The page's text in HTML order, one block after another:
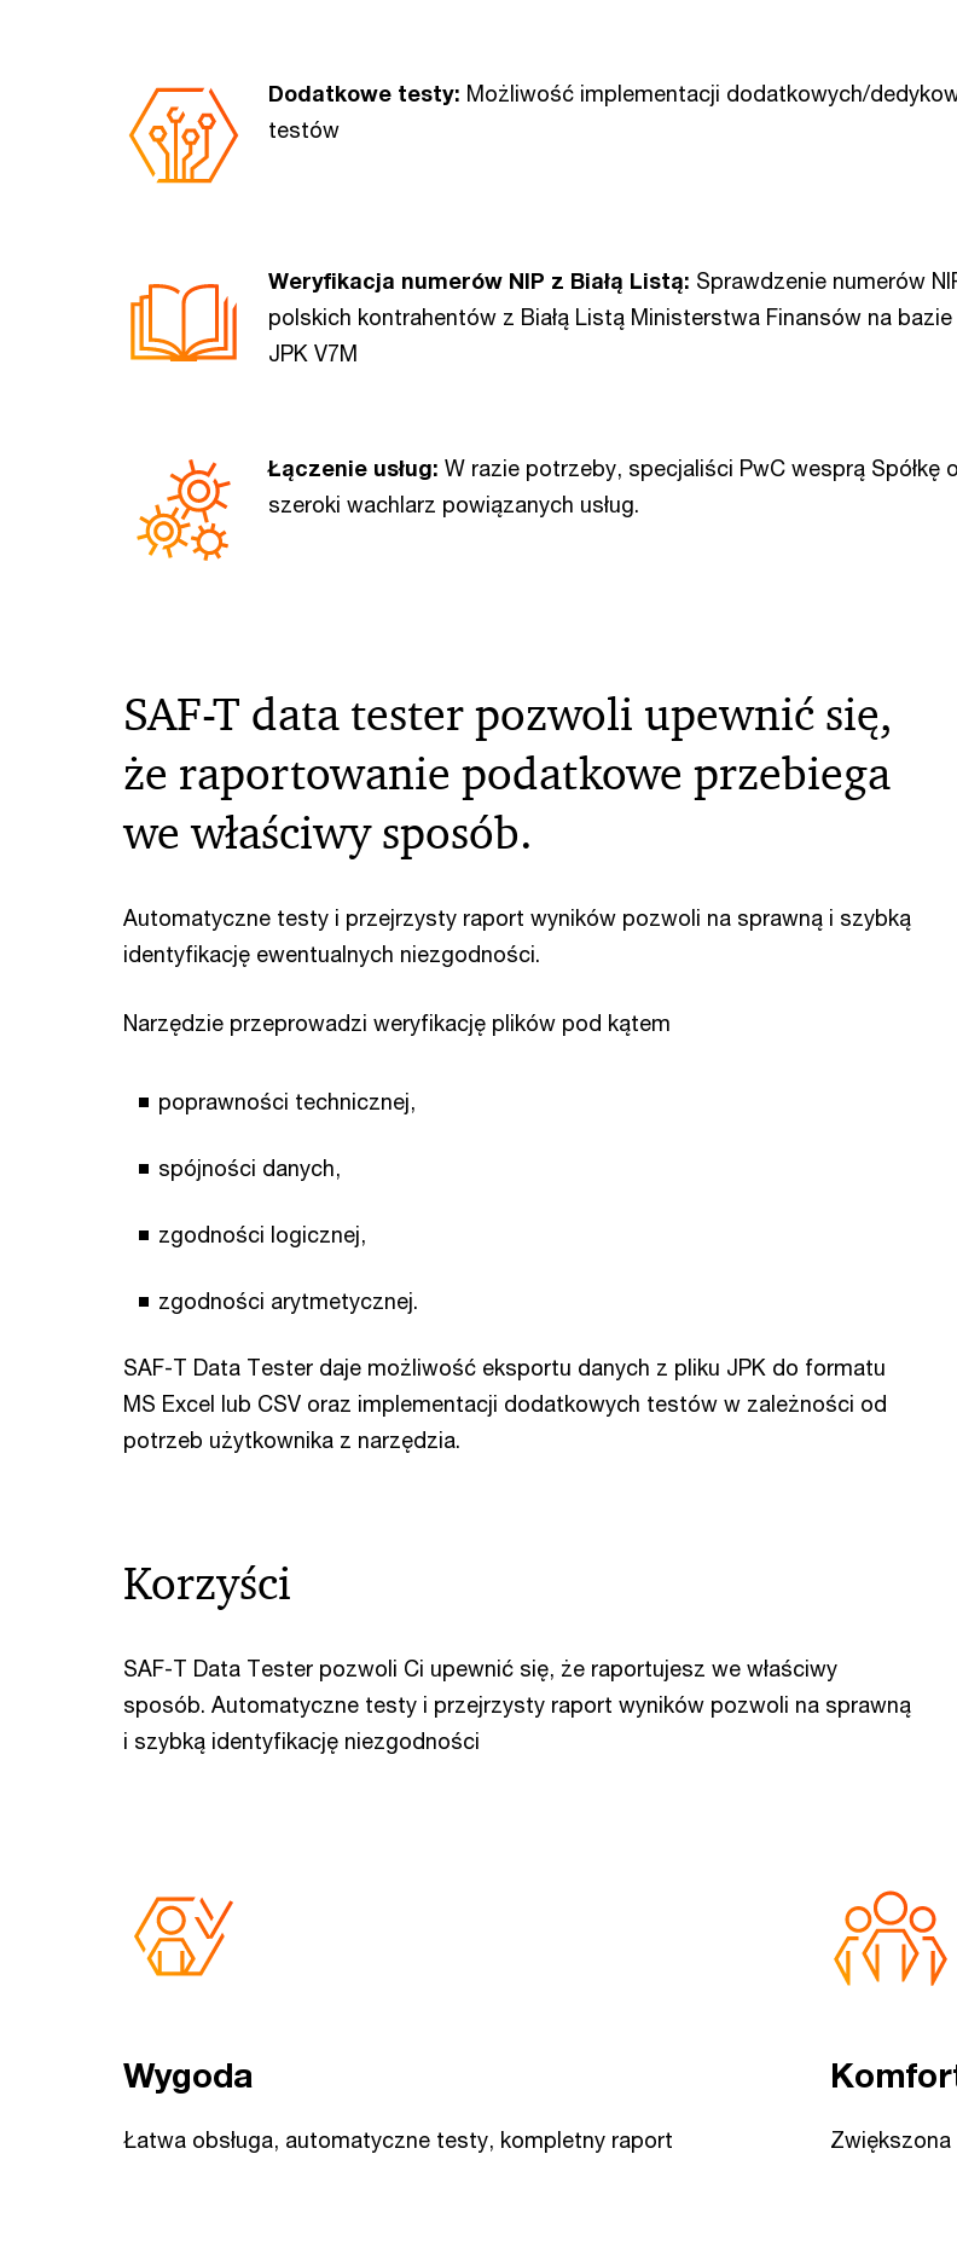
Dodatkowe testy: Możliwość implementacji dodatkowych/
testów
Weryfikacja numerów NIP z Białą Listą: Sprawdzenie numerów
polskich kontrahentów z Białą Listą Ministerstwa Finansów na bazie
JPK V7M
Łączenie usług: W razie potrzeby, specjaliści PwC wesprą Spółkę
szeroki wachlarz powiązanych usług.
SAF-T data tester pozwoli upewnić się,
że raportowanie podatkowe przebiega
we właściwy sposób.
Automatyczne testy i przejrzysty raport wyników pozwoli na sprawną i szybką
identyfikację ewentualnych niezgodności.
Narzędzie przeprowadzi weryfikację plików pod kątem
poprawności technicznej,
spójności danych,
zgodności logicznej,
zgodności arytmetycznej.
SAF-T Data Tester daje możliwość eksportu danych z pliku JPK do formatu
MS Excel lub CSV oraz implementacji dodatkowych testów w zależności od
potrzeb użytkownika z narzędzia.
Korzyści
SAF-T Data Tester pozwoli Ci upewnić się, że raportujesz we właściwy
sposób. Automatyczne testy i przejrzysty raport wyników pozwoli na sprawną
i szybką identyfikację niezgodności
Wygoda
Łatwa obsługa, automatyczne testy, kompletny raport